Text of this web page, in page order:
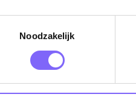
Noodzakelijk